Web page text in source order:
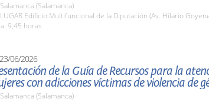
Salamanca (Salamanca)
LUGAR Edificio Multifuncional de la Diputación (Av. Hilario
9,45 horas
23/06/2026
de la Guía de Recursos para la
con adicciones víctimas de violencia de
Salamanca (Salamanca)